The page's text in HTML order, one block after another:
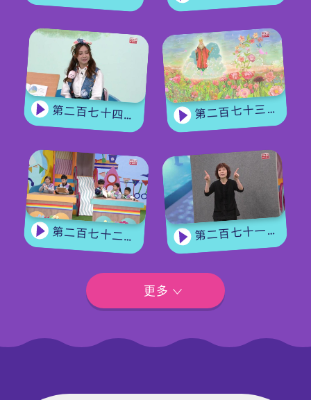
第二百七十四集 - 《花神的奖励》下集 第二百七十三集 - 《花神的奖励》上集
第二百七十二集 - 【玩转星期五】眼力大挑战 第二百七十一集 - 【嘉宾来了】用手语唱歌
更多